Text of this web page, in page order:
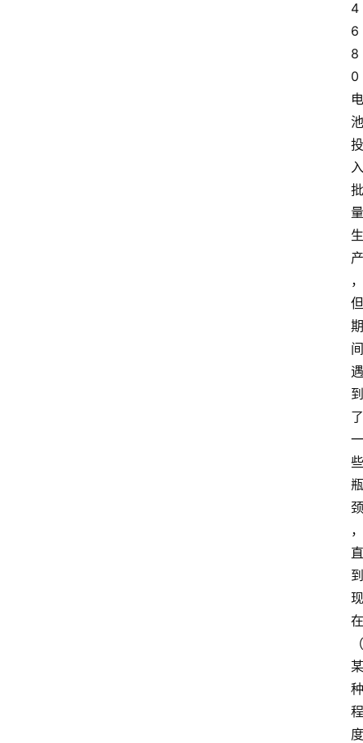
4
6
8
0
电
池
投
入
批
量
生
产
，
但
期
间
遇
到
了
一
些
瓶
颈
，
直
到
现
在
（
某
种
程
度